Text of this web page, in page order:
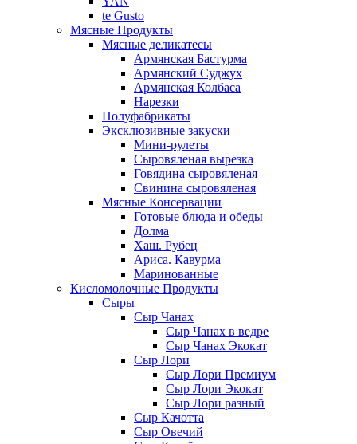
te Gusto
Мясные Продукты
Мясные деликатесы
Армянская Бастурма
Армянский Суджух
Армянская Колбаса
Нарезки
Полуфабрикаты
Эксклюзивные закуски
Мини-рулеты
Сыровяленая вырезка
Говядина сыровяленая
Свинина сыровяленая
Мясные Консервации
Готовые блюда и обеды
Долма
Хаш. Рубец
Ариса. Кавурма
Маринованные
Кисломолочные Продукты
Сыры
Сыр Чанах
Сыр Чанах в ведре
Сыр Чанах Экокат
Сыр Лори
Сыр Лори Премиум
Сыр Лори Экокат
Сыр Лори разный
Сыр Качотта
Сыр Овечий